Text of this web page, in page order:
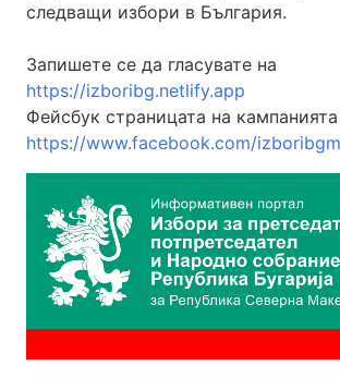
следващи избори в България.
Запишете се да гласувате на
https://izboribg.netlify.app
Фейсбук страницата на кампанията
https://www.facebook.com/